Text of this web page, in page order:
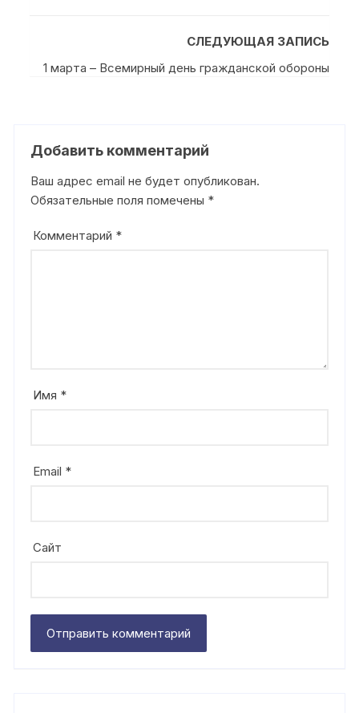
СЛЕДУЮЩАЯ ЗАПИСЬ
1 марта – Всемирный день гражданской обороны
Добавить комментарий
Ваш адрес email не будет опубликован.
Обязательные поля помечены *
Комментарий *
Имя *
Email *
Сайт